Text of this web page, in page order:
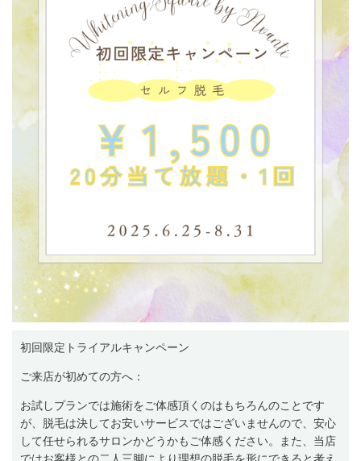
初回限定トライアルキャンペーン
ご来店が初めての方へ：
お試しプランでは施術をご体感頂くのはもちろんのことです
が、脱毛は決してお安いサービスではございませんので、安心
して任せられるサロンかどうかもご体感ください。また、当店